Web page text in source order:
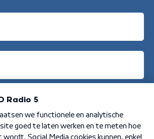
Aanmelden